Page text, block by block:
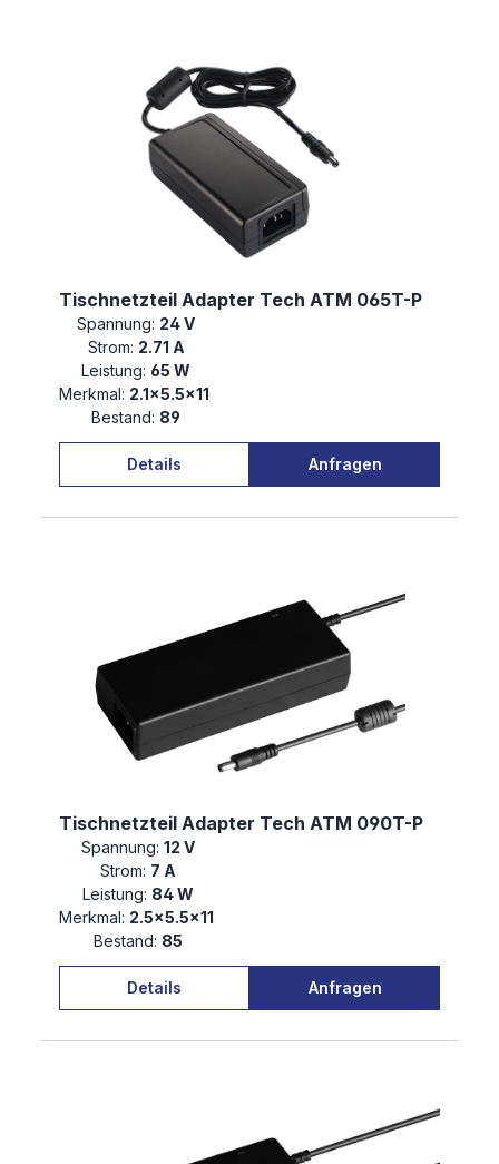
Tischnetzteil Adapter Tech ATM 065T-P
Spannung: 24 V
Strom: 2.71 A
Leistung: 65 W
Merkmal: 2.1×5.5×11
Bestand: 89
Details Anfragen
Tischnetzteil Adapter Tech ATM 090T-P
Spannung: 12 V
Strom: 7 A
Leistung: 84 W
Merkmal: 2.5×5.5×11
Bestand: 85
Details Anfragen